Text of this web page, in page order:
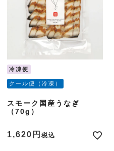
冷凍便
クール便（冷凍）
スモーク国産うなぎ
（70g）
1,620 税込